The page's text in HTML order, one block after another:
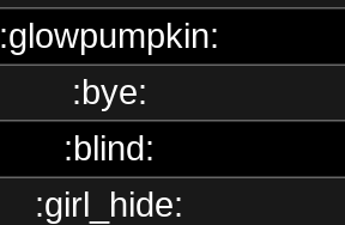
:glowpumpkin:
:bye:
:blind:
:girl_hide: